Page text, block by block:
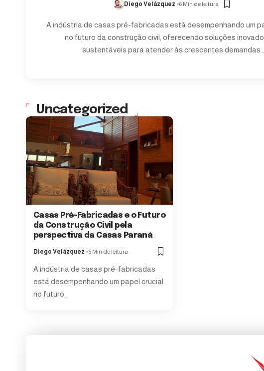
Diego Velázquez 6 Min de leitura
A indústria de casas pré-fabricadas está desempenhando um
no futuro da construção civil, oferecendo soluções
sustentáveis para atender às crescentes demandas…
Uncategorized
Casas Pré-Fabricadas e o Futuro
da Construção Civil pela
perspectiva da Casas Paraná
Diego Velázquez 6 Min de leitura
A indústria de casas pré-fabricadas
está desempenhando um papel crucial
no futuro…